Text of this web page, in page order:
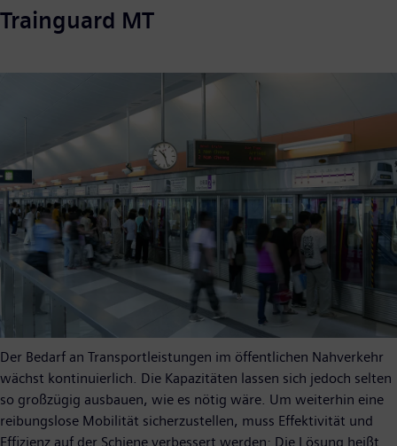
Trainguard MT
Der Bedarf an Transportleistungen im öffentlichen Nahverkehr
wächst kontinuierlich. Die Kapazitäten lassen sich jedoch selten
so großzügig ausbauen, wie es nötig wäre. Um weiterhin eine
reibungslose Mobilität sicherzustellen, muss Effektivität und
Effizienz auf der Schiene verbessert werden: Die Lösung heißt